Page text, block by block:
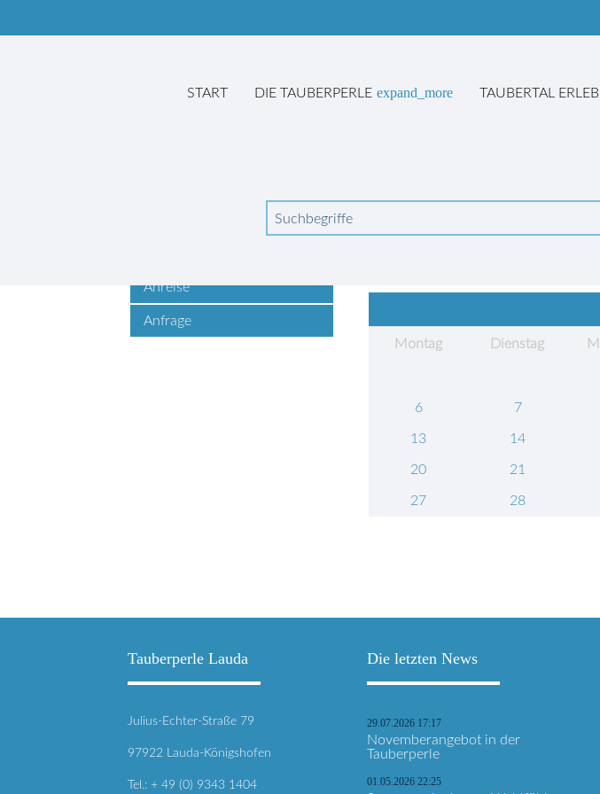
START DIE TAUBERPERLE expand_more TAUBERTAL
Suchbegriffe Wohnen in der
Montag Dienstag
6 7
13 14
20 21
27 28
Buchungsinformationen
Anreise
Anfrage
Tauberperle Lauda
Julius-Echter-Straße 79
97922 Lauda-Königshofen
Tel.: + 49 (0) 9343 1404
Die letzten News
29.07.2026 17:17
Novemberangebot in der
Tauberperle
01.05.2026 22:25